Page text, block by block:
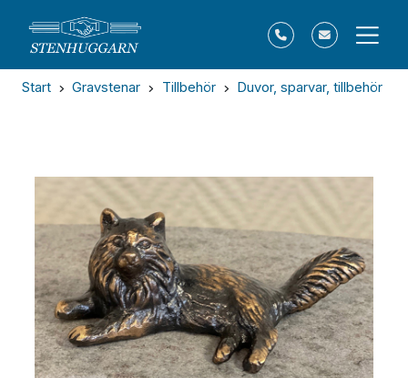
Start Gravstenar Tillbehör Duvor, sparvar, tillbehör